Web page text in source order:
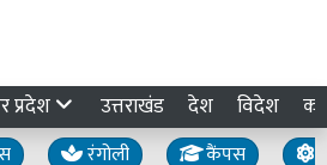
प्रदेश उत्तराखंड देश विदेश
रंगोली कैंपस